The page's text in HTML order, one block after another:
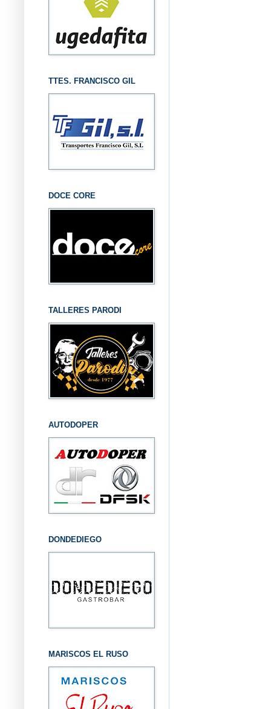
TTES. FRANCISCO GIL
DOCE CORE
TALLERES PARODI
AUTODOPER
DONDEDIEGO
MARISCOS EL RUSO